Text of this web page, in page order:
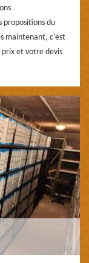
propositions du
maintenant, c’est
prix et votre devis